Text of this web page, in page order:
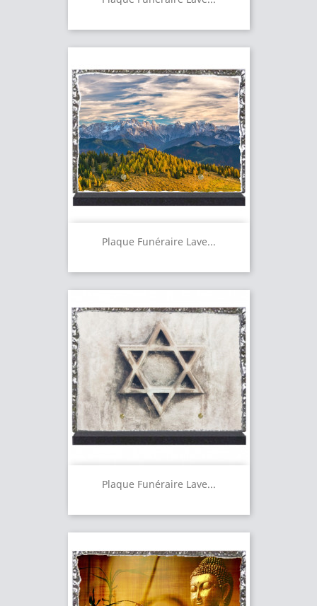
Plaque Funéraire Lave...
Plaque Funéraire Lave...